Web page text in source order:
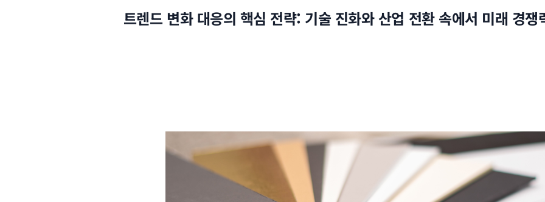
PORTFOLIO트렌드 변화 대응의 핵심 전략: 기술 진화와 산업 전환 속에서 미래 경쟁